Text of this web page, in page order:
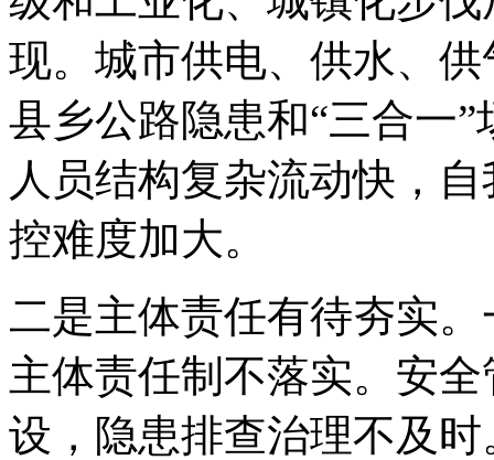
现。城市供电、供水、
县乡公路隐患和“三合一
人员结构复杂流动快，
控难度加大。
二是主体责任有待夯实
主体责任制不落实。安
设，隐患排查治理不及